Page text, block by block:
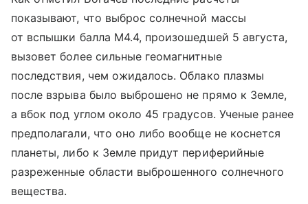
показывают, что выброс солнечной массы
от вспышки балла М4.4, произошедшей 5 августа,
вызовет более сильные геомагнитные
последствия, чем ожидалось. Облако плазмы
после взрыва было выброшено не прямо к Земле,
а вбок под углом около 45 градусов. Ученые ранее
предполагали, что оно либо вообще не коснется
планеты, либо к Земле придут периферийные
разреженные области выброшенного солнечного
вещества.